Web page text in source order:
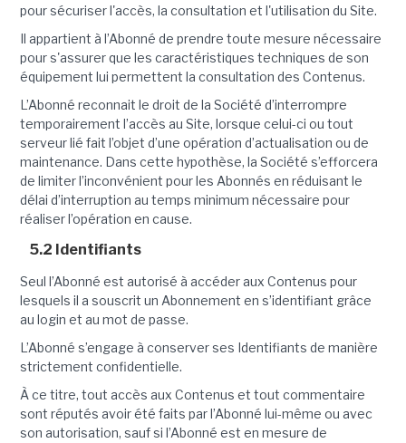
pour sécuriser l'accès, la consultation et l'utilisation du Site.
Il appartient à l’Abonné de prendre toute mesure nécessaire
pour s'assurer que les caractéristiques techniques de son
équipement lui permettent la consultation des Contenus.
L’Abonné reconnait le droit de la Société d’interrompre
temporairement l’accès au Site, lorsque celui-ci ou tout
serveur lié fait l’objet d’une opération d’actualisation ou de
maintenance. Dans cette hypothèse, la Société s’efforcera
de limiter l’inconvénient pour les Abonnés en réduisant le
délai d’interruption au temps minimum nécessaire pour
réaliser l’opération en cause.
5.2 Identifiants
Seul l’Abonné est autorisé à accéder aux Contenus pour
lesquels il a souscrit un Abonnement en s’identifiant grâce
au login et au mot de passe.
L’Abonné s’engage à conserver ses Identifiants de manière
strictement confidentielle.
À ce titre, tout accès aux Contenus et tout commentaire
sont réputés avoir été faits par l’Abonné lui-même ou avec
son autorisation, sauf si l’Abonné est en mesure de